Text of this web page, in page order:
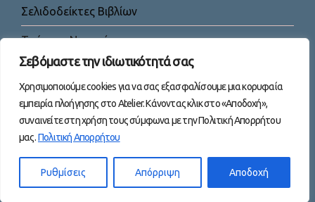
Σεβόμαστε την ιδιωτικότητά σας
Χρησιμοποιούμε cookies για να σας εξασφαλίσουμε μια κορυφαία
εμπειρία πλοήγησης στο Atelier. Κάνοντας κλικ στο «Αποδοχή»,
συναινείτε στη χρήση τους σύμφωνα με την Πολιτική Απορρήτου
μας. Πολιτική Απορρήτου
Ρυθμίσεις Απόρριψη Αποδοχή
Σελιδοδείκτες Βιβλίων
Τσάντες-Νεσεσέρ
Facebook
Instagram
YouTube
TikTok
Mail